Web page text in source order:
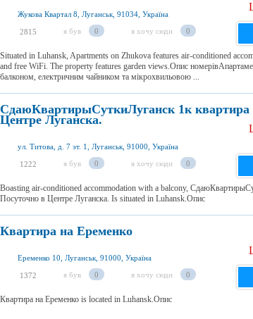
Жукова Квартал 8, Луганськ, 91034, Україна
2815 я був 0 я хочу сюди 0
Situated in Luhansk, Apartments on Zhukova features air-conditioned
and free WiFi. The property features garden views.Опис
балконом, електричним чайником та мікрохвильовою ...
СдаюКвартирыСуткиЛуганск 1к квартира
Центре Луганска.
ул. Титова, д. 7 эт. 1, Луганськ, 91000, Україна
1222 я був 0 я хочу сюди 0
Boasting air-conditioned accommodation with a balcony,
Посуточно в Центре Луганска. Is situated in Luhansk.Опис
Квартира на Еременко
Еременко 10, Луганськ, 91000, Україна
1372 я був 0 я хочу сюди 0
Квартира на Еременко is located in Luhansk.Опис